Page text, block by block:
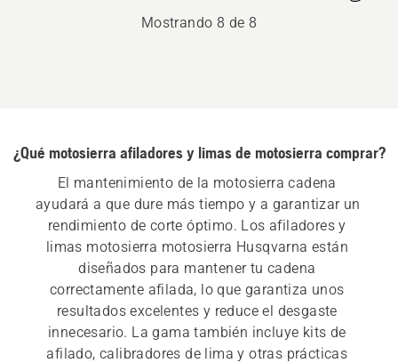
Mostrando 8 de 8
¿Qué motosierra afiladores y limas de motosierra comprar?
El mantenimiento de la motosierra cadena
ayudará a que dure más tiempo y a garantizar un
rendimiento de corte óptimo. Los afiladores y
limas motosierra motosierra Husqvarna están
diseñados para mantener tu cadena
correctamente afilada, lo que garantiza unos
resultados excelentes y reduce el desgaste
innecesario. La gama también incluye kits de
afilado, calibradores de lima y otras prácticas